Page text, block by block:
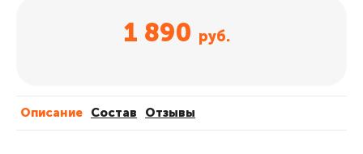
1 890 руб.
Описание Cостав Отзывы